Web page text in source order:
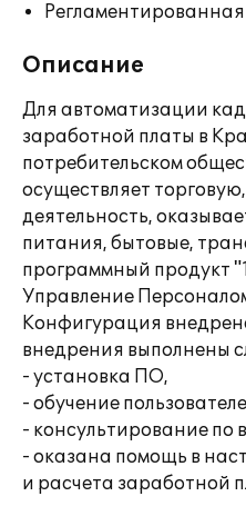
Регламентированная
Описание
Для автоматизации
заработной платы в
потребительском
осуществляет
деятельность,
питания, бытовые,
программный продукт
Управление
Конфигурация
внедрения выполнены
- установка ПО,
- обучение
- консультирование по
- оказана помощь в
и расчета заработной